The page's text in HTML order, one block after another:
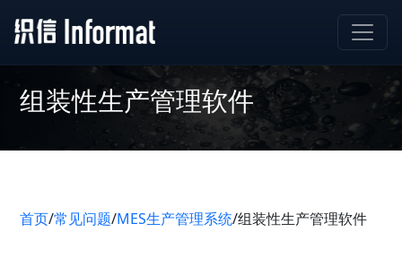
组装性生产管理软件
首页/常见问题/MES生产管理系统/组装性生产管理软件